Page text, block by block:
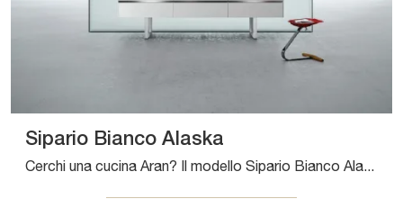
Sipario Bianco Alaska
Cerchi una cucina Aran? Il modello Sipario Bianco Alaska in HPL ti sta aspettando nel nostro negozio di Cucine Design in linea.